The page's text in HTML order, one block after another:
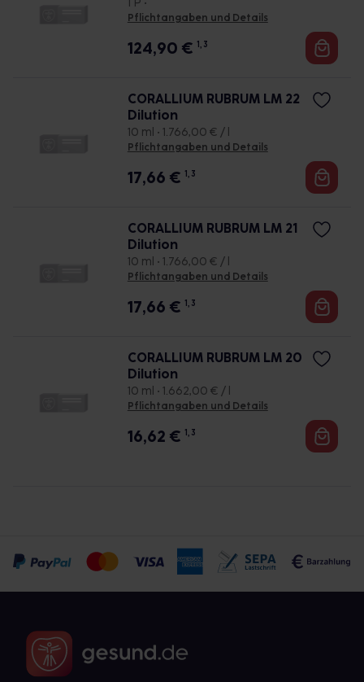
1 P •
Pflichtangaben und Details
124,90 € 1, 3
CORALLIUM RUBRUM LM 22
Dilution
10 ml • 1.766,00 € / l
Pflichtangaben und Details
17,66 € 1, 3
CORALLIUM RUBRUM LM 21
Dilution
10 ml • 1.766,00 € / l
Pflichtangaben und Details
17,66 € 1, 3
CORALLIUM RUBRUM LM 20
Dilution
10 ml • 1.662,00 € / l
Pflichtangaben und Details
16,62 € 1, 3